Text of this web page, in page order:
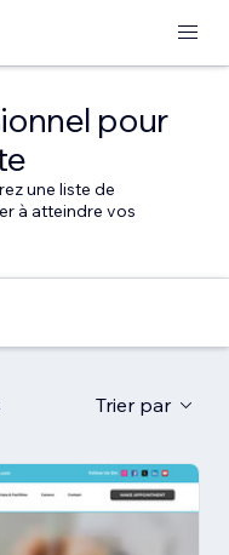
pour
une liste de
à atteindre vos
Trier par